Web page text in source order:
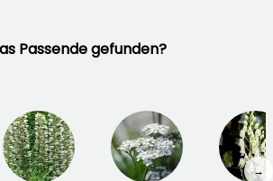
Passende gefunden?
→